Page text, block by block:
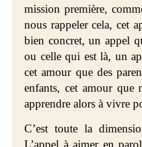
mission première,
nous rappeler cela, cet
bien concret, un appel
ou celle qui est là, un
cet amour que des
enfants, cet amour que
apprendre alors à vivre
C’est toute la
L’appel à aimer en